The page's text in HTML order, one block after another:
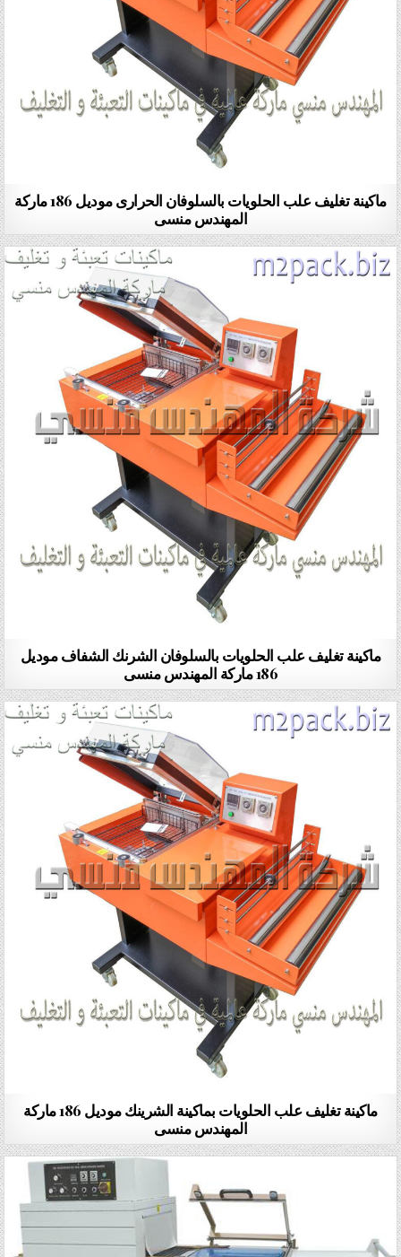
ماكينة تغليف علب الحلويات بالسلوفان الحرارى موديل 186 ماركة
المهندس منسى
ماكينة تغليف علب الحلويات بالسلوفان الشرنك الشفاف موديل
186 ماركة المهندس منسى
ماكينة تغليف علب الحلويات بماكينة الشرينك موديل 186 ماركة
المهندس منسى